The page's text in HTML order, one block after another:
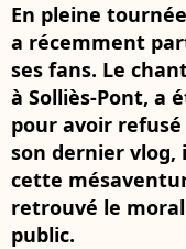
En pleine
a récemment
ses fans. Le
à Solliès-Pont, a
pour avoir
son dernier vlog,
cette
retrouvé le
public.